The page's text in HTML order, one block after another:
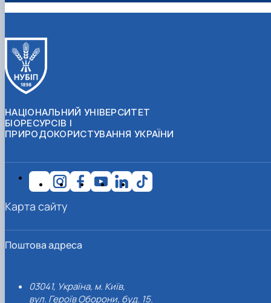
НАЦІОНАЛЬНИЙ УНІВЕРСИТЕТ
БІОРЕСУРСІВ І
ПРИРОДОКОРИСТУВАННЯ УКРАЇНИ
Поштова адреса
03041, Україна, м. Київ,
вул. Героїв Оборони, буд. 15.
Карта сайту